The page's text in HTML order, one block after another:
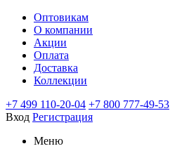
Оптовикам
О компании
Акции
Оплата
Доставка
Коллекции
+7 499 110-20-04 +7 800 777-49-53
Вход Регистрация
Меню